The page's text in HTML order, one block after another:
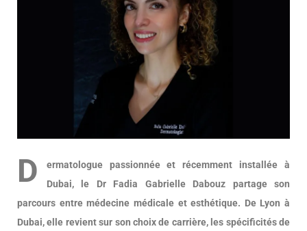
D
ermatologue passionnée et récemment installée à
Dubai, le Dr Fadia Gabrielle Dabouz partage son
parcours entre médecine médicale et esthétique. De Lyon à
Dubai, elle revient sur son choix de carrière, les spécificités de